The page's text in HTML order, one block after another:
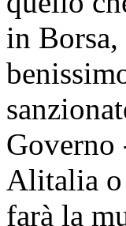
in Borsa,
Alitalia o
farà la